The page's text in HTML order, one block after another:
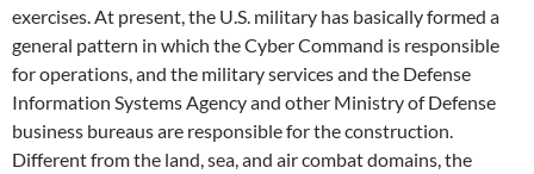
exercises. At present, the U.S. military has basically formed a
general pattern in which the Cyber Command is responsible
for operations, and the military services and the Defense
Information Systems Agency and other Ministry of Defense
business bureaus are responsible for the construction.
Different from the land, sea, and air combat domains, the